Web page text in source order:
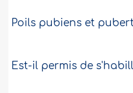
Poils pubiens et
Est-il permis de